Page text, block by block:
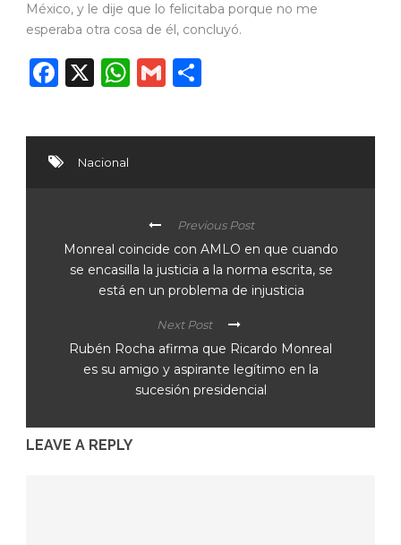
México, y le dije que lo felicitaba porque no me
esperaba otra cosa de él, concluyó.
Facebook
X WhatsApp
Gmail
Nacional
Previous Post
Monreal coincide con AMLO en que cuando
se encasilla la justicia a la norma escrita, se
está en un problema de injusticia
Next Post
Rubén Rocha afirma que Ricardo Monreal
es su amigo y aspirante legítimo en la
sucesión presidencial
LEAVE A REPLY